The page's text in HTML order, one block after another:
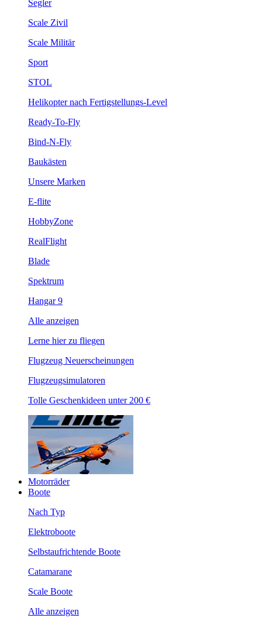
Segler
Scale Zivil
Scale Militär
Sport
STOL
Helikopter nach Fertigstellungs-Level
Ready-To-Fly
Bind-N-Fly
Baukästen
Unsere Marken
E-flite
HobbyZone
RealFlight
Blade
Spektrum
Hangar 9
Alle anzeigen
Lerne hier zu fliegen
Flugzeug Neuerscheinungen
Flugzeugsimulatoren
Tolle Geschenkideen unter 200 €
Motorräder
Boote
Nach Typ
Elektroboote
Selbstaufrichtende Boote
Catamarane
Scale Boote
Alle anzeigen